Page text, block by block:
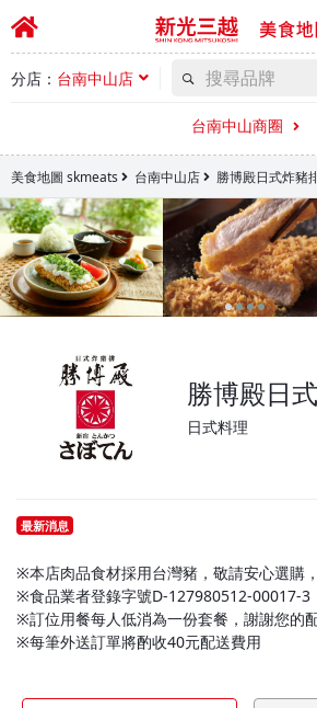
分店： 台南中山店
台南中山商圈
美食地圖 skmeats 台南中山店 勝博殿日式炸豬
勝博殿日
日式料理
最新消息
※本店肉品食材採用台灣豬，敬請安心選購
※食品業者登錄字號D-127980512-00017-3
※訂位用餐每人低消為一份套餐，謝謝您的
※每筆外送訂單將酌收40元配送費用